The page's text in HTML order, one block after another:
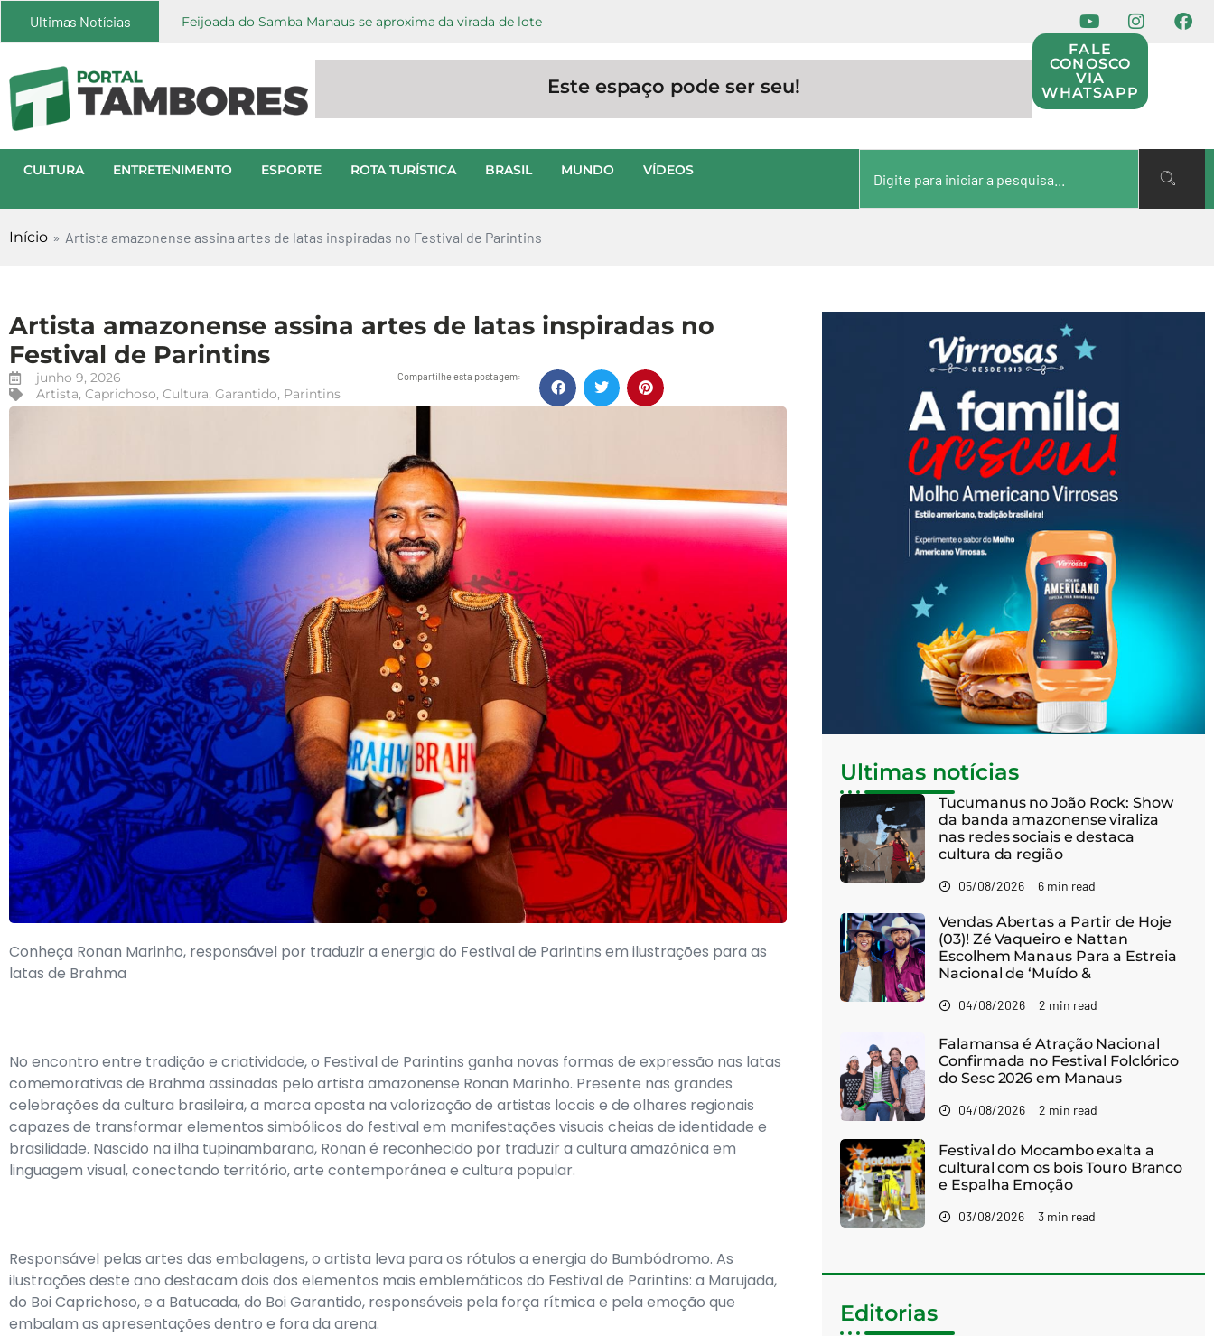
Ultimas Notícias Feijoada do Samba Manaus se aproxima da virada de lote
Este espaço pode ser seu!
FALE
CONOSCO
VIA
WHATSAPP
CULTURA ENTRETENIMENTO ESPORTE ROTA TURÍSTICA BRASIL MUNDO VÍDEOS
Início » Artista amazonense assina artes de latas inspiradas no Festival de Parintins
Artista amazonense assina artes de latas inspiradas no
Festival de Parintins
junho 9, 2026
Artista, Caprichoso, Cultura, Garantido, Parintins
Compartilhe esta postagem:
Conheça Ronan Marinho, responsável por traduzir a energia do Festival de Parintins em ilustrações para as
latas de Brahma
No encontro entre tradição e criatividade, o Festival de Parintins ganha novas formas de expressão nas latas
comemorativas de Brahma assinadas pelo artista amazonense Ronan Marinho. Presente nas grandes
celebrações da cultura brasileira, a marca aposta na valorização de artistas locais e de olhares regionais
capazes de transformar elementos simbólicos do festival em manifestações visuais cheias de identidade e
brasilidade. Nascido na ilha tupinambarana, Ronan é reconhecido por traduzir a cultura amazônica em
linguagem visual, conectando território, arte contemporânea e cultura popular.
Responsável pelas artes das embalagens, o artista leva para os rótulos a energia do Bumbódromo. As
ilustrações deste ano destacam dois dos elementos mais emblemáticos do Festival de Parintins: a Marujada,
do Boi Caprichoso, e a Batucada, do Boi Garantido, responsáveis pela força rítmica e pela emoção que
embalam as apresentações dentro e fora da arena.
Ultimas notícias
Tucumanus no João Rock: Show
da banda amazonense viraliza
nas redes sociais e destaca
cultura da região
05/08/2026 6 min read
Vendas Abertas a Partir de Hoje
(03)! Zé Vaqueiro e Nattan
Escolhem Manaus Para a Estreia
Nacional de ‘Muído &
04/08/2026 2 min read
Falamansa é Atração Nacional
Confirmada no Festival Folclórico
do Sesc 2026 em Manaus
04/08/2026 2 min read
Festival do Mocambo exalta a
cultural com os bois Touro Branco
e Espalha Emoção
03/08/2026 3 min read
Editorias